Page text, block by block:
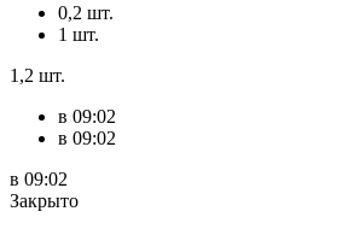
0,2 шт.
1 шт.
1,2 шт.
в 09:02
в 09:02
в 09:02
Закрыто